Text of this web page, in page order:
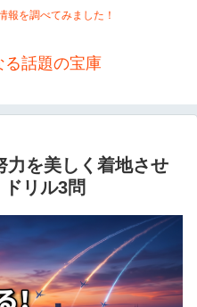
報を調べてみました！
る話題の宝庫
力を美しく着地させ
リル3問